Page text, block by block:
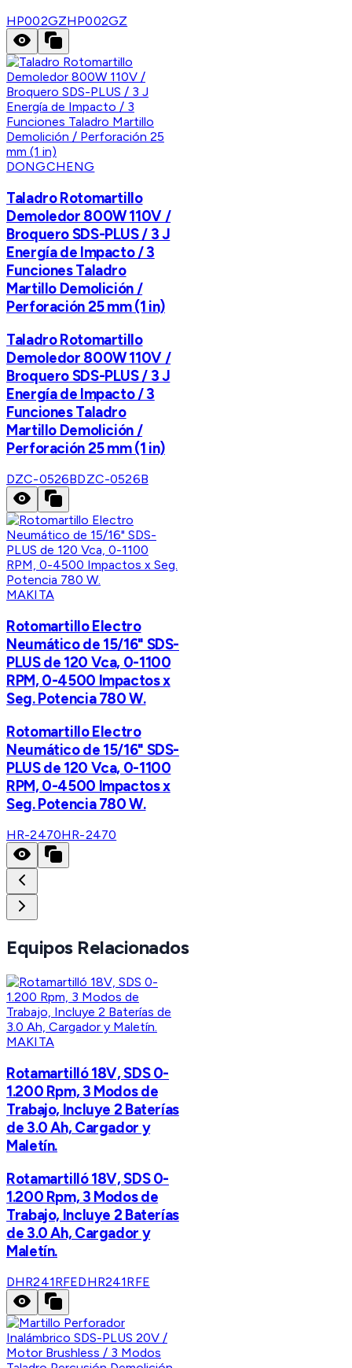
HP002GZHP002GZ
DONGCHENG
Taladro Rotomartillo
Demoledor 800W 110V /
Broquero SDS-PLUS / 3 J
Energía de Impacto / 3
Funciones Taladro
Martillo Demolición /
Perforación 25 mm (1 in)
Taladro Rotomartillo
Demoledor 800W 110V /
Broquero SDS-PLUS / 3 J
Energía de Impacto / 3
Funciones Taladro
Martillo Demolición /
Perforación 25 mm (1 in)
DZC-0526BDZC-0526B
MAKITA
Rotomartillo Electro
Neumático de 15/16" SDS-
PLUS de 120 Vca, 0-1100
RPM, 0-4500 Impactos x
Seg. Potencia 780 W.
Rotomartillo Electro
Neumático de 15/16" SDS-
PLUS de 120 Vca, 0-1100
RPM, 0-4500 Impactos x
Seg. Potencia 780 W.
HR-2470HR-2470
Equipos Relacionados
MAKITA
Rotamartilló 18V, SDS 0-
1.200 Rpm, 3 Modos de
Trabajo, Incluye 2 Baterías
de 3.0 Ah, Cargador y
Maletín.
Rotamartilló 18V, SDS 0-
1.200 Rpm, 3 Modos de
Trabajo, Incluye 2 Baterías
de 3.0 Ah, Cargador y
Maletín.
DHR241RFEDHR241RFE